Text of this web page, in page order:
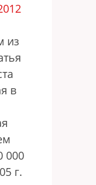
из
в
000
г.